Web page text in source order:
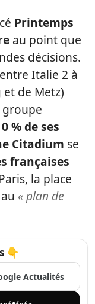
Printemps
au point que
décisions.
Italie 2 à
de Metz)
% de ses
Citadium se
françaises
la place
« plan de
👇
Actualités